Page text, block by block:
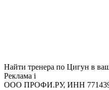
Найти тренера по Цигун в
Реклама i
ООО ПРОФИ.РУ, ИНН